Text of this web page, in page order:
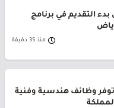
التقديم في برنامج
منذ 35 دقيقة
توفر وظائف هندسية وفنية